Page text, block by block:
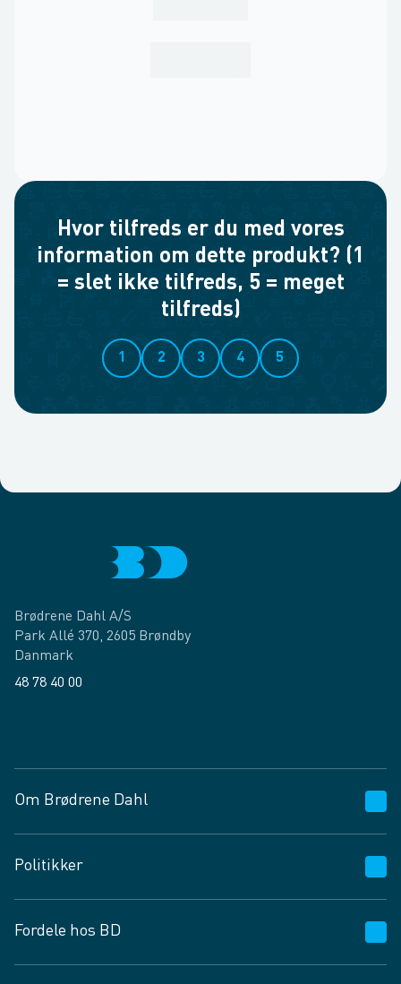
Hvor tilfreds er du med vores
information om dette produkt? (1
= slet ikke tilfreds, 5 = meget
tilfreds)
1 2 3 4 5
Brødrene Dahl A/S
Park Allé 370, 2605 Brøndby
Danmark
48 78 40 00
Om Brødrene Dahl
Vagttelefon 30 10 89 89
Spørgsmål og svar
Job og karriere
Fødevarekontrolrapport
Politikker
Privatlivspolitik
Cookies
Fordele hos BD